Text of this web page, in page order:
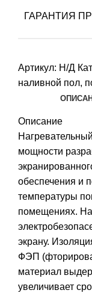
ГАРАНТИЯ
Артикул: Н/Д
наливной пол,
Описание
мощности
обеспечения и
температуры
помещениях.
экрану.
ФЭП
материал
увеличивает